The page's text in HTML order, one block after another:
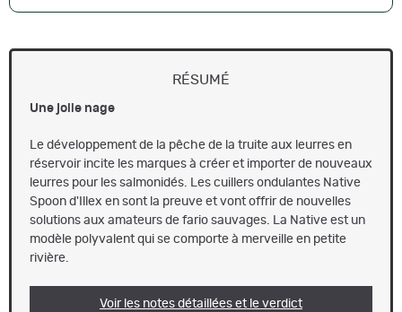
RÉSUMÉ
Une jolie nage
Le développement de la pêche de la truite aux leurres en
réservoir incite les marques à créer et importer de nouveaux
leurres pour les salmonidés. Les cuillers ondulantes Native
Spoon d'Illex en sont la preuve et vont offrir de nouvelles
solutions aux amateurs de fario sauvages. La Native est un
modèle polyvalent qui se comporte à merveille en petite
rivière.
Voir les notes détaillées et le verdict